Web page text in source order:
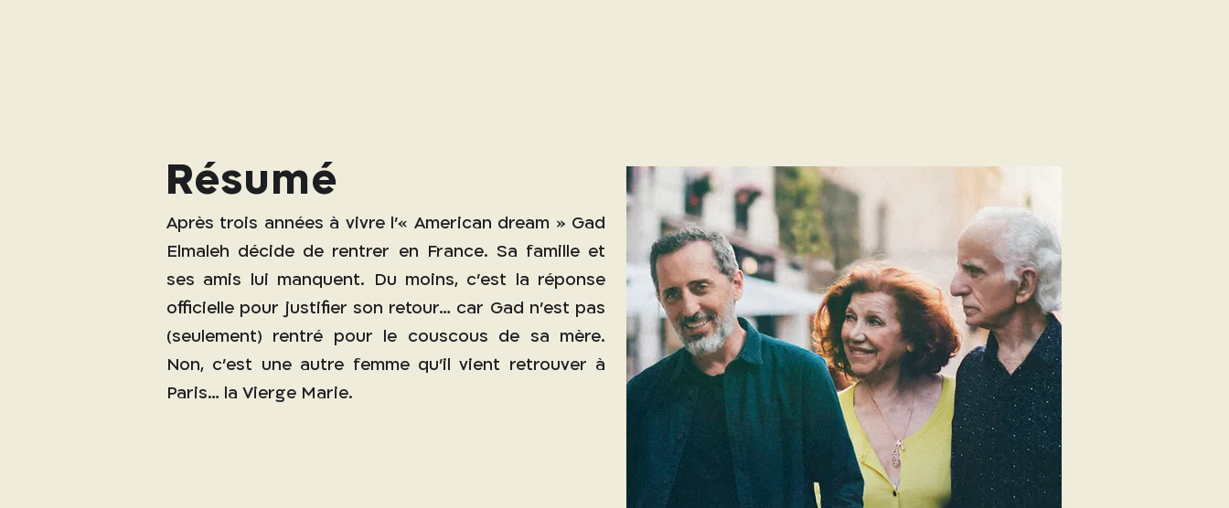
Résumé
Après trois années à vivre l’« American dream » Gad
Elmaleh décide de rentrer en France. Sa famille et
ses amis lui manquent. Du moins, c’est la réponse
officielle pour justifier son retour… car Gad n’est pas
(seulement) rentré pour le couscous de sa mère.
Non, c’est une autre femme qu’il vient retrouver à
Paris… la Vierge Marie.